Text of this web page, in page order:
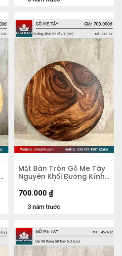
Mặt Bàn Tròn Gỗ Me Tây
Nguyên Khối Đường Kính
59 Dày 4 (cm)
3 năm trước
700.000 ₫